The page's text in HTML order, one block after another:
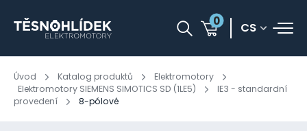
0 CS
Úvod Katalog produktů
Elektromotory
Elektromotory SIEMENS SIMOTICS SD (1LE5)
IE3 - standardní
provedení
8-pólové